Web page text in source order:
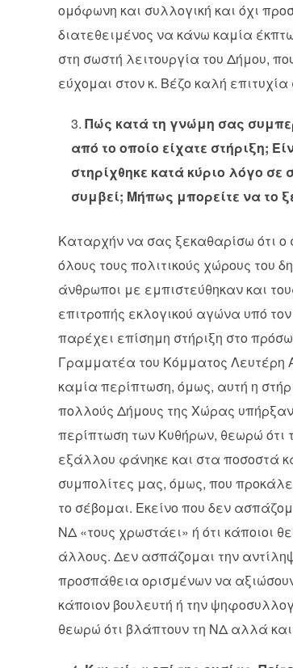
ομόφωνη και συλλογική και όχι
διατεθειμένος να κάνω καμία
στη σωστή λειτουργία του Δήμου,
εύχομαι στον κ. Βέζο καλή
Πώς κατά τη γνώμη σας
από το οποίο είχατε στήριξη;
στηρίχθηκε κατά κύριο λόγο
συμβεί; Μήπως μπορείτε να το
Καταρχήν να σας ξεκαθαρίσω ότι ο
όλους τους πολιτικούς χώρους του
άνθρωποι με εμπιστεύθηκαν και
επιτροπής εκλογικού αγώνα υπό
παρέχει επίσημη στήριξη στο
Γραμματέα του Κόμματος Λευτέρη
καμία περίπτωση, όμως, αυτή η
πολλούς Δήμους της Χώρας
περίπτωση των Κυθήρων, θεωρώ ότι
εξάλλου φάνηκε και στα ποσοστά
συμπολίτες μας, όμως, που
το σέβομαι. Εκείνο που δεν
ΝΔ «τους χρωστάει» ή ότι κάποιοι
άλλους. Δεν ασπάζομαι την
προσπάθεια ορισμένων να
κάποιον βουλευτή ή την
θεωρώ ότι βλάπτουν τη ΝΔ αλλά